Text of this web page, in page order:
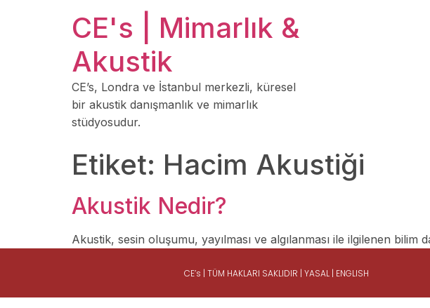
CE's | Mimarlık &
Akustik
CE’s, Londra ve İstanbul merkezli, küresel
bir akustik danışmanlık ve mimarlık
stüdyosudur.
Etiket: Hacim Akustiği
Akustik Nedir?
Akustik, sesin oluşumu, yayılması ve algılanması ile ilgilenen bilim
CE’s | TÜM HAKLARI SAKLIDIR |YASAL | ENGLISH